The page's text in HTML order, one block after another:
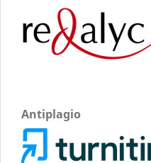
Antiplagio